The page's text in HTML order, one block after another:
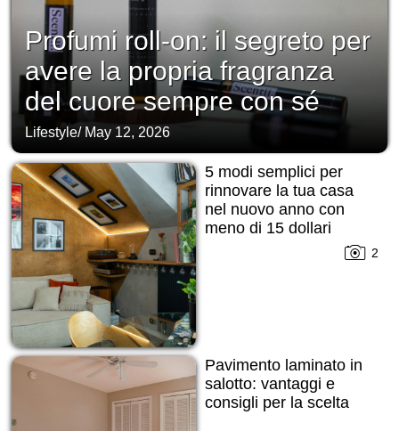
Profumi roll-on: il segreto per
avere la propria fragranza
del cuore sempre con sé
Lifestyle/ May 12, 2026
5 modi semplici per
rinnovare la tua casa
nel nuovo anno con
meno di 15 dollari
2
Pavimento laminato in
salotto: vantaggi e
consigli per la scelta